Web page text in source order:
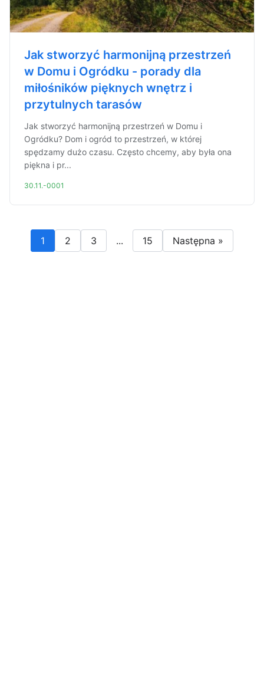
Jak stworzyć harmonijną przestrzeń
w Domu i Ogródku - porady dla
miłośników pięknych wnętrz i
przytulnych tarasów
Jak stworzyć harmonijną przestrzeń w Domu i
Ogródku? Dom i ogród to przestrzeń, w której
spędzamy dużo czasu. Często chcemy, aby była ona
piękna i pr...
30.11.-0001
1 2 3 ... 15 Następna »